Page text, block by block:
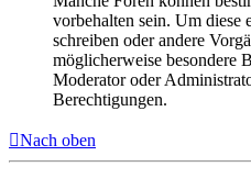
vorbehalten sein. Um diese
schreiben oder andere
möglicherweise besondere
Moderator oder
Berechtigungen.
Nach oben